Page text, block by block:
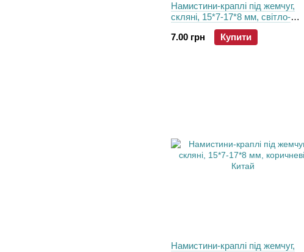
Намистини-краплі пiд жемчуг,
скляні, 15*7-17*8 мм, світло-
рожеві, Китай
7.00 грн
Купити
Намистини-краплі пiд жемчуг,